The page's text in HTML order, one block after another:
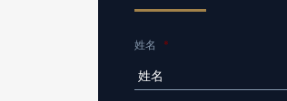
姓名 *